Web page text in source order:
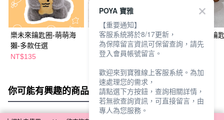
樂未來鑰匙圈-萌萌海
獺-多款任選
NT$135
Forever Young我心永
恆戒指組5入-多款任選
NT$189
雲朵笑臉吊飾鑰
多款任選
你可能有興趣的商品 全站排行
POYA 寶雅
【重要通知】
客服系統將於8/17更新，
為保障留言資訊可保留查詢，請先
登入會員帳號留言。
歡迎來到寶雅線上客服系統。為加
速處理您的需求，
請點選下方按鈕，查詢相關詳情，
若無欲查詢資訊，可直接留言，由
專人為您服務。